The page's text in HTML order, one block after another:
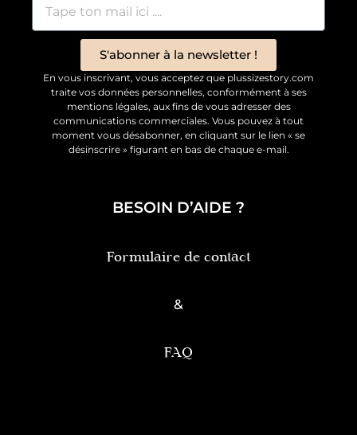
S'abonner à la newsletter !
En vous inscrivant, vous acceptez que plussizestory.com
traite vos données personnelles, conformément à ses
mentions légales, aux fins de vous adresser des
communications commerciales. Vous pouvez à tout
moment vous désabonner, en cliquant sur le lien « se
désinscrire » figurant en bas de chaque e-mail.
BESOIN D’AIDE ?
Formulaire de contact
&
FAQ